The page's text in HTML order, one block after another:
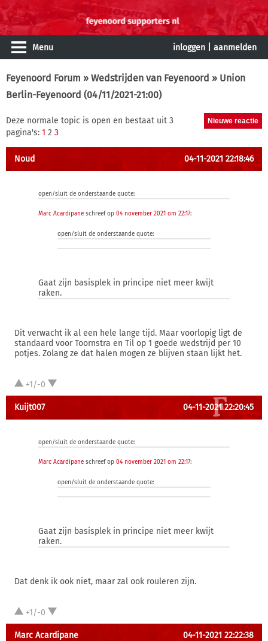
Menu inloggen aanmelden
Feyenoord Forum » Wedstrijden van Feyenoord » Union
Berlin-Feyenoord (04/11/2021-21:00)
Deze normale topic is open en bestaat uit 3
pagina's: 1 2 3
Noud 04-11-2021 22:18:46
open/sluit de onderstaande quote:
Marc Acardipane schreef op 04 november 2021 om 22:17:
open/sluit de onderstaande quote:
Gaat zijn basisplek in principe niet meer kwijt
raken.
Dit verwacht ik al een hele lange tijd. Maar voorlopig ligt de
standaard voor Toornstra en Til op 1 goede wedstrijd per 10
potjes. Zolang ze dat halen mogen ze blijven staan lijkt het.
+1/-0
Kuijt007 04-11-2021 22:20:45
open/sluit de onderstaande quote:
Marc Acardipane schreef op 04 november 2021 om 22:17:
open/sluit de onderstaande quote:
Gaat zijn basisplek in principe niet meer kwijt
raken.
Dat denk ik ook niet, maar zal ook rouleren zijn.
+1/-0
Marc Acardipane 04-11-2021 22:22:38